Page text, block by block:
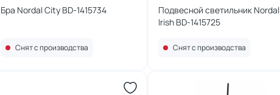
Бра Nordal City BD-1415734
Снят с производства
Подвесной светильник Nordal
Irish BD-1415725
Снят с производства